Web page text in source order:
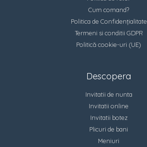
Cum comand?
Politica de Confidențialitate
Termeni si conditii GDPR
Politică cookie-uri (UE)
Descopera
Invitatii de nunta
Invitatii online
Invitatii botez
Plicuri de bani
Meniuri